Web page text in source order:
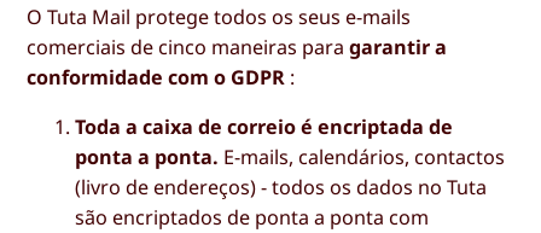
O Tuta Mail protege todos os seus e-mails
comerciais de cinco maneiras paragarantir a
conformidade com o GDPR :
Toda a caixa de correio é encriptada de
ponta a ponta. E-mails, calendários, contactos
(livro de endereços) - todos os dados no Tuta
são encriptados de ponta a ponta com